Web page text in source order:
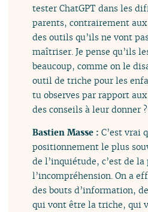
tester ChatGPT dans les
parents, contrairement aux
des outils qu’ils ne vont
maîtriser. Je pense qu’ils
beaucoup, comme on le
outil de triche pour les
tu observes par rapport
des conseils à leur donner ?
Bastien Masse :C’est vrai
positionnement le plus
de l’inquiétude, c’est de la
l’incompréhension. On a
des bouts d’information,
qui vont être la triche, qui